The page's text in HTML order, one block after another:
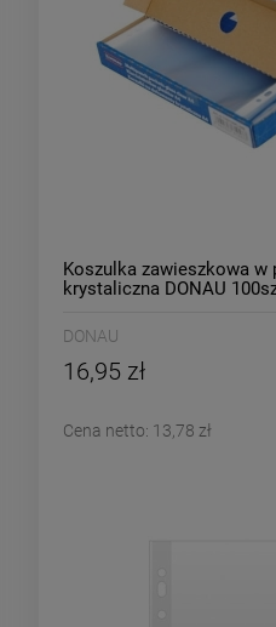
Koszulka zawieszkowa w
krystaliczna DONAU
DONAU
16,95 zł
Cena netto: 13,78 zł